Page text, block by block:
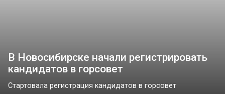
В Новосибирске начали регистрировать
кандидатов в горсовет
Стартовала регистрация кандидатов в горсовет